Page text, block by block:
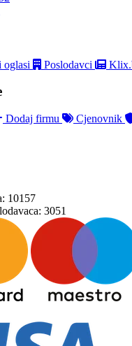
oglasi Poslodavci
Dodaj firmu Cjenovnik
10157
3051